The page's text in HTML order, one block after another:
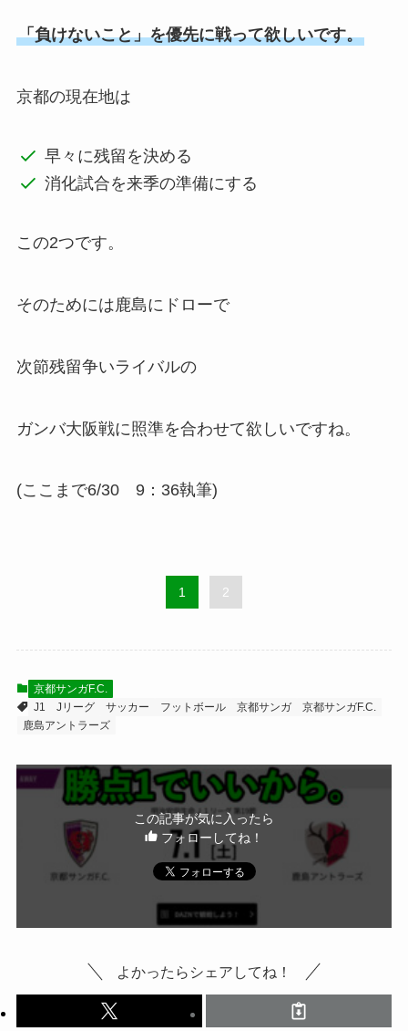
「負けないこと」を優先に戦って欲しいです。
京都の現在地は
早々に残留を決める
消化試合を来季の準備にする
この2つです。
そのためには鹿島にドローで
次節残留争いライバルの
ガンバ大阪戦に照準を合わせて欲しいですね。
(ここまで6/30 9：36執筆)
1 2
京都サンガF.C.
J1
Jリーグ サッカー フットボール 京都サンガ
京都サンガF.C.
鹿島アントラーズ
この記事が気に入ったら
フォローしてね！
よかったらシェアしてね！